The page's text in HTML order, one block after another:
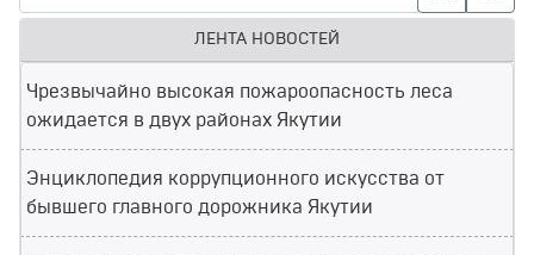
ЛЕНТА НОВОСТЕЙ
Чрезвычайно высокая пожароопасность леса
ожидается в двух районах Якутии
Энциклопедия коррупционного искусства от
бывшего главного дорожника Якутии